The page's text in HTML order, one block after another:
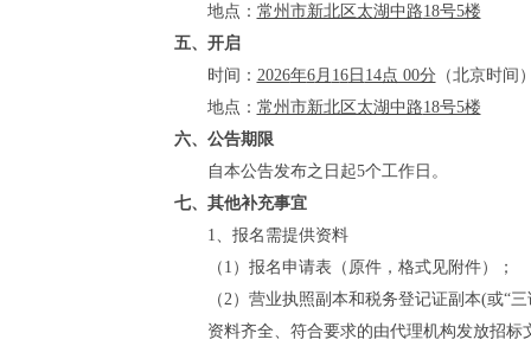
地点： 常州市新北区太湖中路18号5楼
五、开启
时间： 2026年6月 16日 14点 00分（北京时间
地点： 常州市新北区太湖中路18号5楼
六、公告期限
自本公告发布之日起5个工作日。
七、其他补充事宜
1、报名需提供资料
（ 1）报名申请表（原件，格式见附件）；
（ 2）营业执照副本和税务登记证副本(或“
资料齐全、符合要求的由代理机构发放招